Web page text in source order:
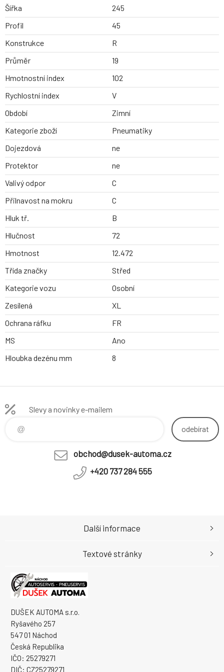
Šířka
245
Profil
45
Konstrukce
R
Průměr
19
Hmotnostní index
102
Rychlostní index
V
Období
Zimní
Kategorie zboží
Pneumatiky
Dojezdová
ne
Protektor
ne
Valivý odpor
C
Přilnavost na mokru
C
Hluk tř.
B
Hlučnost
72
Hmotnost
12.472
Třída značky
Střed
Kategorie vozu
Osobní
Zesílená
XL
Ochrana ráfku
FR
MS
Ano
Hloubka dezénu mm
8
Slevy a novinky e-mailem
odebírat
obchod@dusek-automa.cz
+420 737 284 555
DUŠEK AUTOMA s.r.o.
Ryšavého 257
547 01 Náchod
Česká Republika
IČO: 25279271
DIČ: CZ25279271
Další informace
Textové stránky